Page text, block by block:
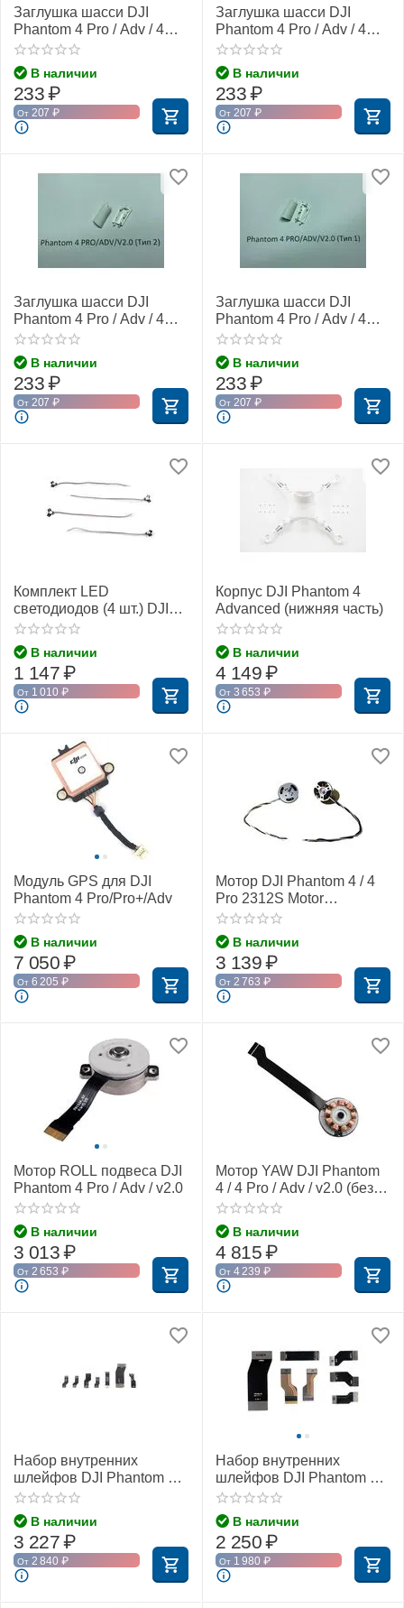
Заглушка шасси DJI
Phantom 4 Pro / Adv / 4
Pro V2.0 (задняя левая,
тип 3)
В наличии
233₽
От 207 ₽
Заглушка шасси DJI
Phantom 4 Pro / Adv / 4
Pro V2.0 (задняя правая,
тип 4)
В наличии
233₽
От 207 ₽
Заглушка шасси DJI
Phantom 4 Pro / Adv / 4
Pro V2.0 (передняя
левая, тип 2)
В наличии
233₽
От 207 ₽
Заглушка шасси DJI
Phantom 4 Pro / Adv / 4
Pro V2.0 (передняя
правая, тип 1)
В наличии
233₽
От 207 ₽
Комплект LED
светодиодов (4 шт.) DJI
Phantom 4 Pro (DJI Part
10)
В наличии
1 147₽
От 1 010 ₽
Корпус DJI Phantom 4
Advanced (нижняя часть)
В наличии
4 149₽
От 3 653 ₽
Модуль GPS для DJI
Phantom 4 Pro/Pro+/Adv
В наличии
7 050₽
От 6 205 ₽
Мотор DJI Phantom 4 / 4
Pro 2312S Motor
(CW/CCW без адаптера
пропеллеров)
В наличии
3 139₽
От 2 763 ₽
Мотор ROLL подвеса DJI
Phantom 4 Pro / Adv / v2.0
В наличии
3 013₽
От 2 653 ₽
Мотор YAW DJI Phantom
4 / 4 Pro / Adv / v2.0 (без
магнита)
В наличии
4 815₽
От 4 239 ₽
Набор внутренних
шлейфов DJI Phantom 4
Advanced
В наличии
3 227₽
От 2 840 ₽
Набор внутренних
шлейфов DJI Phantom 4
Pro (DJI Part 16)
В наличии
2 250₽
От 1 980 ₽